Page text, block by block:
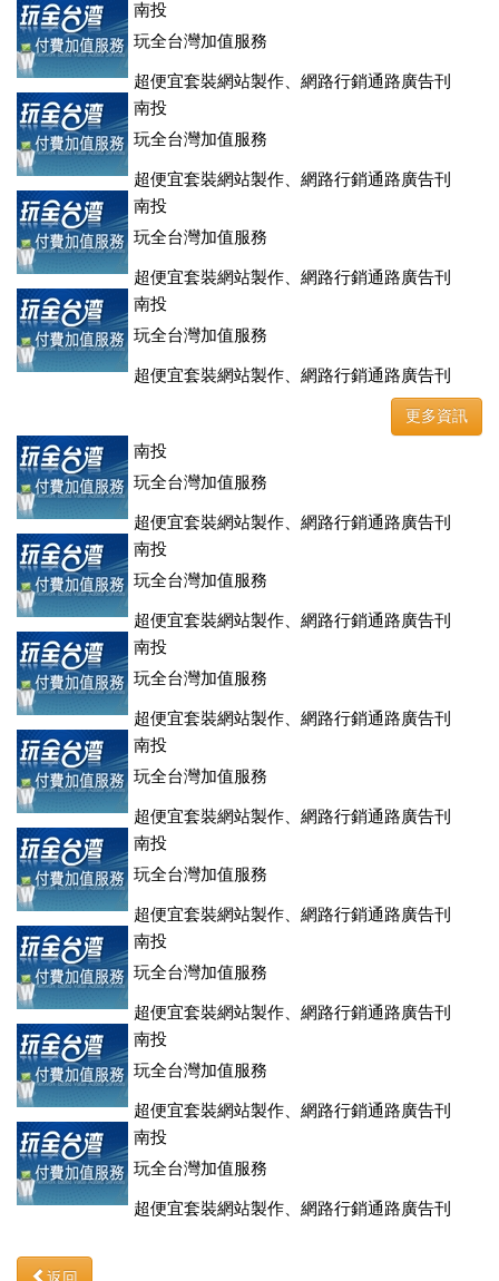
登、訂房系統、客房委託旅行社銷售，全面優惠中....
南投
玩全台灣加值服務
超便宜套裝網站製作、網路行銷通路廣告刊
登、訂房系統、客房委託旅行社銷售，全面優惠中....
南投
玩全台灣加值服務
超便宜套裝網站製作、網路行銷通路廣告刊
登、訂房系統、客房委託旅行社銷售，全面優惠中....
南投
玩全台灣加值服務
超便宜套裝網站製作、網路行銷通路廣告刊
登、訂房系統、客房委託旅行社銷售，全面優惠中....
南投
玩全台灣加值服務
超便宜套裝網站製作、網路行銷通路廣告刊
登、訂房系統、客房委託旅行社銷售，全面優惠中....
更多資訊
南投
玩全台灣加值服務
超便宜套裝網站製作、網路行銷通路廣告刊
登、訂房系統、客房委託旅行社銷售，全面優惠中....
南投
玩全台灣加值服務
超便宜套裝網站製作、網路行銷通路廣告刊
登、訂房系統、客房委託旅行社銷售，全面優惠中....
南投
玩全台灣加值服務
超便宜套裝網站製作、網路行銷通路廣告刊
登、訂房系統、客房委託旅行社銷售，全面優惠中....
南投
玩全台灣加值服務
超便宜套裝網站製作、網路行銷通路廣告刊
登、訂房系統、客房委託旅行社銷售，全面優惠中....
南投
玩全台灣加值服務
超便宜套裝網站製作、網路行銷通路廣告刊
登、訂房系統、客房委託旅行社銷售，全面優惠中....
南投
玩全台灣加值服務
超便宜套裝網站製作、網路行銷通路廣告刊
登、訂房系統、客房委託旅行社銷售，全面優惠中....
南投
玩全台灣加值服務
超便宜套裝網站製作、網路行銷通路廣告刊
登、訂房系統、客房委託旅行社銷售，全面優惠中....
南投
玩全台灣加值服務
超便宜套裝網站製作、網路行銷通路廣告刊
返回